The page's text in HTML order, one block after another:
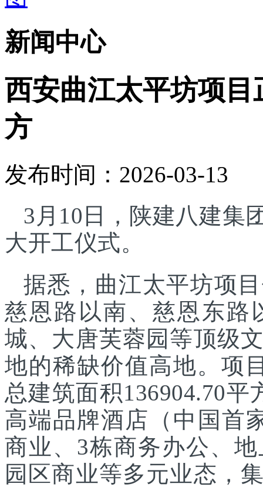
新闻中心
西安曲江太平坊项目
方
发布时间：2026-03-13
3月10日，陕建八建集
大开工仪式。
据悉，曲江太平坊项
慈恩路以南、慈恩东路
城、大唐芙蓉园等顶级
地的稀缺价值高地。项
总建筑面积136904.70
高端品牌酒店（中国首
商业、3栋商务办公、
园区商业等多元业态，